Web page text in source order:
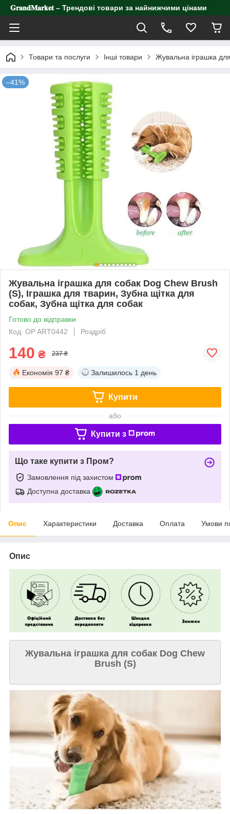
𝐆𝐫𝐚𝐧𝐝𝐌𝐚𝐫𝐤𝐞𝐭 – Трендові товари за найнижчими цінами
Товари та послуги Інші товари Жувальна іграшка
–41%
Жувальна іграшка для собак Dog Chew Brush
(S), Іграшка для тварин, Зубна щітка для
собак, Зубна щітка для собак
Готово до відправки
Код: OP ART0442
Роздріб
140 ₴ 237 ₴
Економія 97 ₴ Залишилось 1 день
Купити
або
Купити з
Що таке купити з Пром?
Замовлення під захистом
Доступна доставка
Опис Характеристики Доставка Оплата Умови
Опис
Жувальна іграшка для собак Dog Chew
Brush (S)